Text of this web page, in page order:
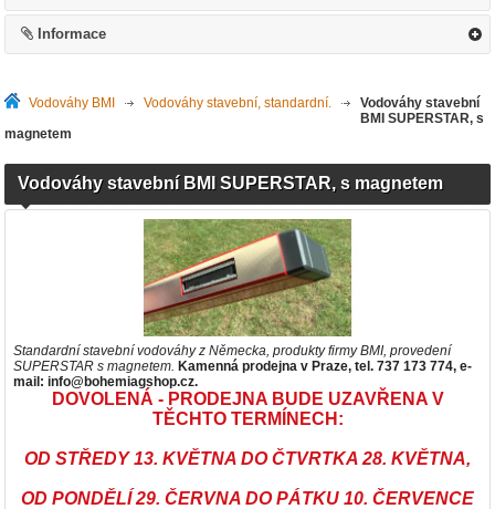
Informace
Vodováhy BMI >Vodováhy stavební, standardní. >Vodováhy stavební
BMI SUPERSTAR, s
magnetem
Vodováhy stavební BMI SUPERSTAR, s magnetem
Standardní stavební vodováhy z Německa, produkty firmy BMI, provedení
SUPERSTAR s magnetem. Kamenná prodejna v Praze, tel. 737 173 774, e-
mail: info@bohemiagshop.cz.
DOVOLENÁ - PRODEJNA BUDE UZAVŘENA V
TĚCHTO TERMÍNECH:
OD STŘEDY 13. KVĚTNA DO ČTVRTKA 28. KVĚTNA,
OD PONDĚLÍ 29. ČERVNA DO PÁTKU 10. ČERVENCE